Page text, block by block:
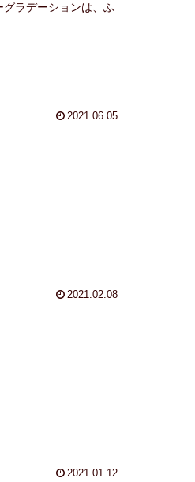
ラデーションは、ふ
2021.06.05
2021.02.08
2021.01.12